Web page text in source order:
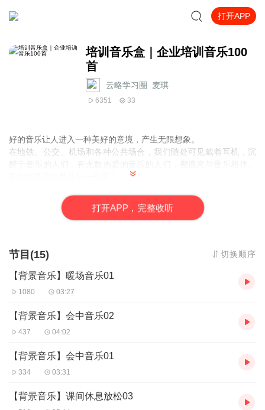
打开APP
培训音乐盒｜企业培训音乐100
首
云略学习圈_麦琪
6351 33
好的音乐让人进入一种美好的意境，产生无限想象。
在地铁、公交、机场和各种公共场合，我们随处可见戴着耳机，沉
高学员专注力，熔炼专业的培训场景。不同的音乐在不同的培训场
景下会有不同的作用，在培训中运用音乐的能力也是培训师的一项
意想不到的培训效果，上课前想召唤学员回到课堂，只要一首音乐
足矣，如果你还用大喇叭去喊学员回课堂，那你就真的LOW啦！
打开喜马拉雅，随时随地，让音乐伴你左右，工作生活全新体验，
赶快试试吧！
打开APP，完整收听
节目(15) 切换顺序
【背景音乐】暖场音乐01
1080 03:27
【背景音乐】会中音乐02
437 04:02
【背景音乐】会中音乐01
334 03:31
【背景音乐】课间休息放松03